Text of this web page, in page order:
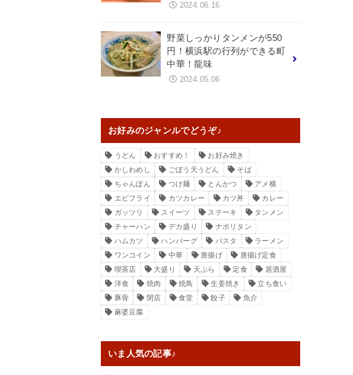
2024.06.16
野菜しっかりタンメンが550
円！横浜駅の行列ができる町
中華！龍味
2024.05.06
お好みのジャンルでどうぞ♪
うどん おすすめ！
お好み焼き
かしわめし
ごぼう天うどん
そば
ちゃんぽん
つけ麺 とんかつ
アメ横
エビフライ
カツカレー カツ丼
カレー
ガッツリ
スイーツ ステーキ
タンメン
チャーハン
デカ盛り
ナポリタン
ハムカツ
ハンバーグ パスタ
ラーメン
ワンコイン
中華 唐揚げ
唐揚げ定食
喫茶店
大盛り 天ぷら 定食
居酒屋
洋食
焼肉 焼鳥 生姜焼き
立ち食い
豚骨
閉店 食堂 餃子
魚介
麻婆豆腐
いま人気の記事♪